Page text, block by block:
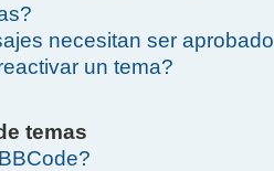
necesitan ser
un tema?
temas